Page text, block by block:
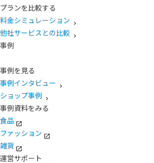
プランを比較する
料金シミュレーション
他社サービスとの比較
事例
事例を見る
事例インタビュー
ショップ事例
事例資料をみる
食品
ファッション
雑貨
運営サポート